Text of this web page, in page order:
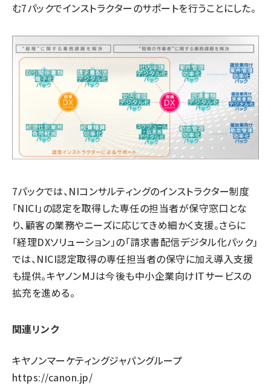
む7パックでインストラクターのサポートを行うことにした。
7パックでは、NIコンサルティングのインストラクター制度
「NICI」の認定を取得した専任の担当者が保守窓口とな
り、顧客の業務やニーズに応じてきめ細かく支援。さらに
「経理DXソリューション」の「請求書配信デジタル化パック」
では、NICI認定取得の専任担当者の保守に加え導入支援
も提供。キヤノンMJは今後も中小企業向けITサービスの
拡充を進める。
関連リンク
キヤノンマーケティングジャパングループ
https://canon.jp/